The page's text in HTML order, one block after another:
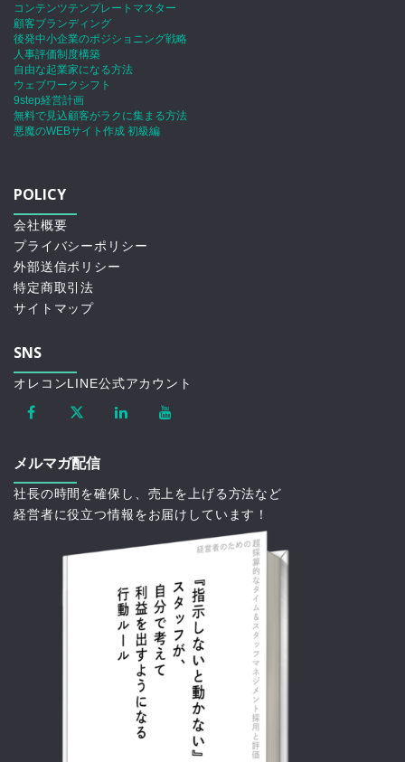
コンテンツテンプレートマスター
顧客ブランディング
後発中小企業のポジショニング戦略
人事評価制度構築
自由な起業家になる方法
ウェブワークシフト
9step経営計画
無料で見込顧客がラクに集まる方法
悪魔のWEBサイト作成 初級編
POLICY
会社概要
プライバシーポリシー
外部送信ポリシー
特定商取引法
サイトマップ
SNS
オレコンLINE公式アカウント
メルマガ配信
社長の時間を確保し、売上を上げる方法など
経営者に役立つ情報をお届けしています！